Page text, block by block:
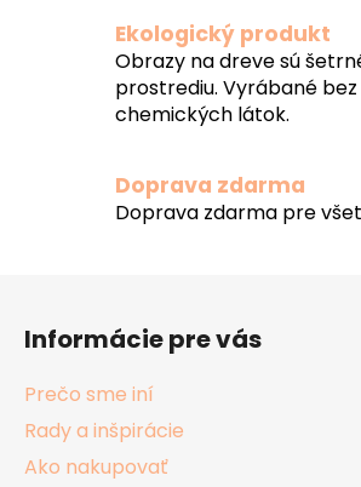
Ekologický produkt
Obrazy na dreve sú
prostrediu. Vyrábané
chemických látok.
Doprava zdarma
Doprava zdarma pre
Informácie pre vás
Prečo sme iní
Rady a inšpirácie
Ako nakupovať